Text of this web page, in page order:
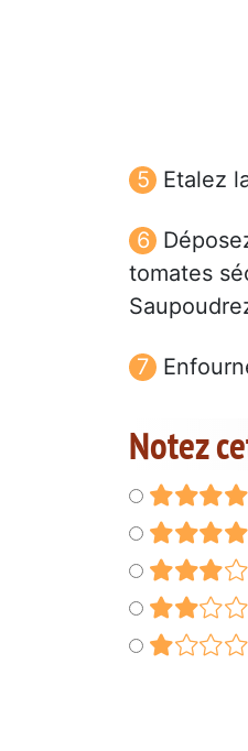
Etalez
tomates
Notez